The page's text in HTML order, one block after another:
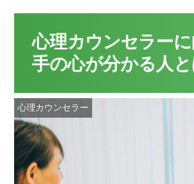
心理カウンセラー
手の心が分かる人と
心理カウンセラー